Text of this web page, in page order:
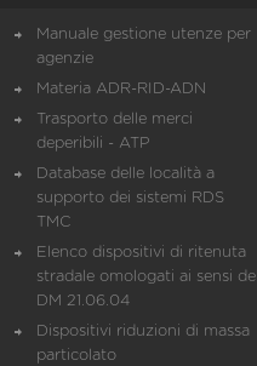
Manuale gestione utenze per
agenzie
Materia ADR-RID-ADN
Trasporto delle merci
deperibili - ATP
Database delle località a
supporto dei sistemi RDS
TMC
Elenco dispositivi di ritenuta
stradale omologati ai sensi del
DM 21.06.04
Dispositivi riduzioni di massa
particolato